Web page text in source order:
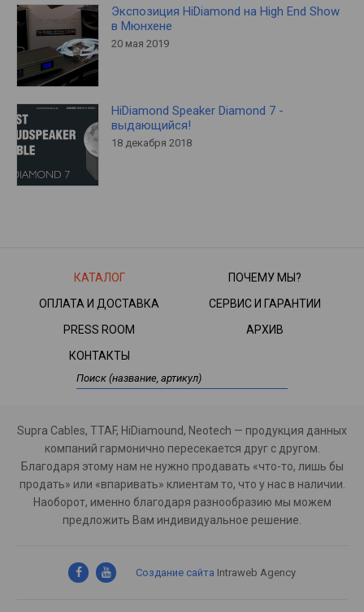
Экспозиция HiDiamond на High End Show
в Мюнхене
20 мая 2019
HiDiamond Speaker Diamond 7 -
выдающийся!
18 декабря 2018
КАТАЛОГ
ПОЧЕМУ МЫ?
ОПЛАТА И ДОСТАВКА
СЕРВИС И ГАРАНТИИ
PRESS ROOM
АРХИВ
КОНТАКТЫ
Supra Cables, TTAF, HiDiamound, Neotech — продукция данных
компаний гармонично пересекается друг с другом.
Благодаря этому нам не нужно продавать «что-то, лишь бы
продать» или «впаривать» клиентам то, что у нас в наличии.
Наоборот, именно благодаря разнообразию мы можем
предложить Вам индивидуальное решение.
Создание сайта Intraweb Agency